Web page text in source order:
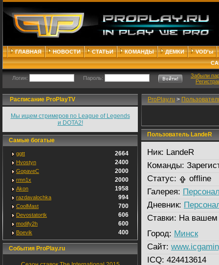
ГЛАВНАЯ НОВОСТИ СТАТЬИ КОМАНДЫ ДЕМКИ
VOD'ы
Логин: Пароль:
Забыли
Расписание ProPlayTV
Мы ищем стримеров по League of Legends
и DOTA2!
Самые богатые
ggtt 2664
Hvostyn 2400
GopaveC 2000
rmn1x 2000
Akon 1958
razdavalochka 994
CoolMast 700
Devostatortk 606
modify2h 600
Boevik 400
События ProPlay.ru
ProPlay.ru >
Пользователь LandeR
Ник: LandeR
Команды:
Статус:
offline
Галерея:
Дневник:
Ставки: На вашем
Город: Минск
Сайт:
ICQ: 424413614